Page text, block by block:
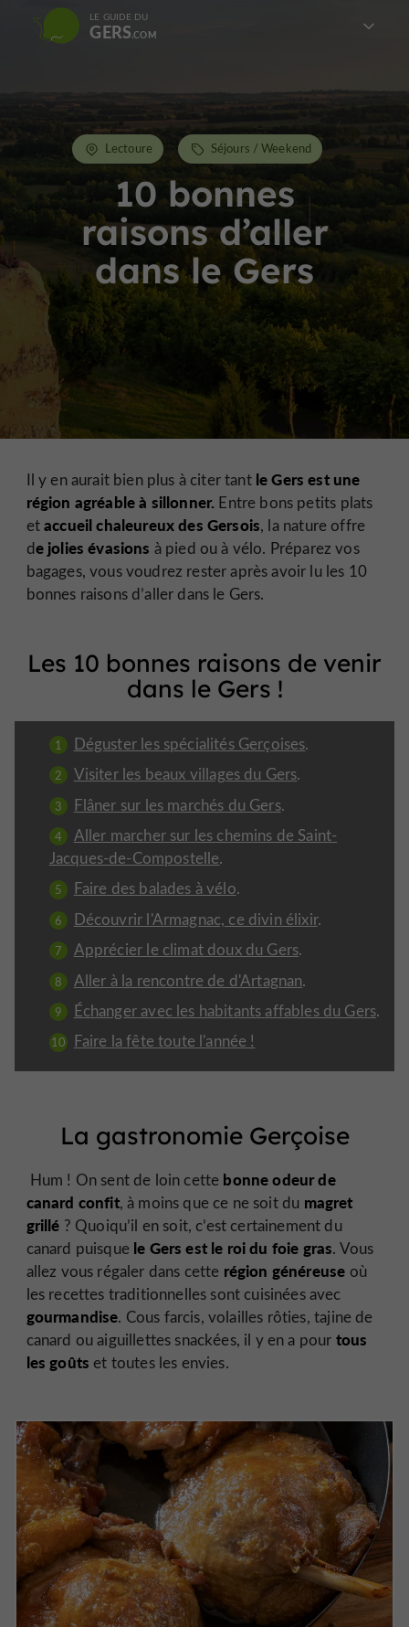
LE GUIDE DU
GERS
10 bonnes
raisons d’aller
dans le Gers
Lectoure Séjours / Weekend
Il y en aurait bien plus à citer tantle Gers est une
région agréable à sillonner. Entre bons petits plats
etaccueil chaleureux des Gersois, la nature offre
de jolies évasions à pied ou à vélo. Préparez vos
bagages, vous voudrez rester après avoir lu les 10
bonnes raisons d’aller dans le Gers.
Les 10 bonnes raisons de venir
dans le Gers !
Déguster les spécialités Gerçoises.
Visiter les beaux villages du Gers.
Flâner sur les marchés du Gers.
Aller marcher sur les chemins de Saint-
Jacques-de-Compostelle.
Faire des balades à vélo.
Découvrir l'Armagnac, ce divin élixir.
Apprécier le climat doux du Gers.
Aller à la rencontre de d'Artagnan.
Échanger avec les habitants affables du Gers.
Faire la fête toute l'année !
La gastronomie Gerçoise
Hum ! On sent de loin cette bonne odeur de
canard confit, à moins que ce ne soit du magret
grillé ? Quoiqu’il en soit, c’est certainement du
canard puisque le Gers est le roi du foie gras. Vous
allez vous régaler dans cette région généreuse où
les recettes traditionnelles sont cuisinées avec
gourmandise. Cous farcis, volailles rôties, tajine de
canard ou aiguillettes snackées, il y en a pour tous
les goûts et toutes les envies.